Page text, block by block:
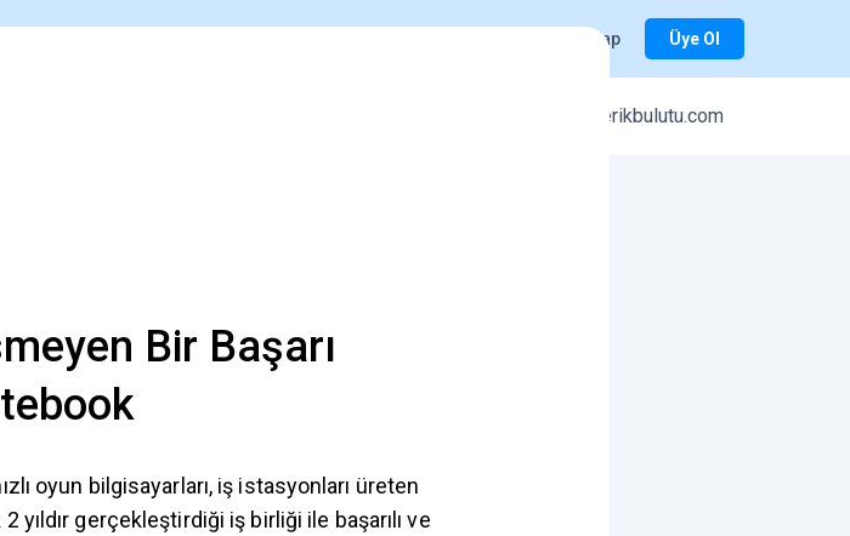
Giriş Yap Üye Ol
icerikbulutu.com
Bir Başarı
oyun bilgisayarları, iş istasyonları üreten
gerçekleştirdiği iş birliği ile başarılı ve